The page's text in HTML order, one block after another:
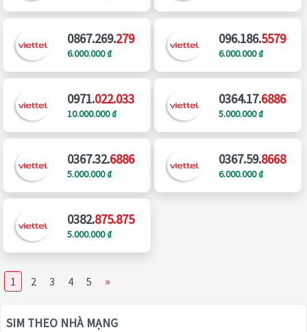
0867.269.279
6.000.000 ₫
096.186.5579
6.000.000 ₫
0971.022.033
10.000.000 ₫
0364.17.6886
5.000.000 ₫
0367.32.6886
5.000.000 ₫
0367.59.8668
6.000.000 ₫
0382.875.875
5.000.000 ₫
1 2 3 4 5 »
SIM THEO NHÀ MẠNG